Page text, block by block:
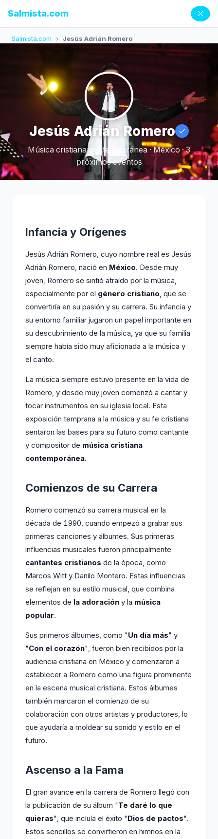
Salmista.com
Salmista.com › Jesús Adrián Romero
Jesús Adrián Romero
Música cristiana contemporánea · México · 3
próximos eventos
Infancia y Orígenes
Jesús Adrián Romero, cuyo nombre real es Jesús
Adrián Romero, nació en México. Desde muy
joven, Romero se sintió atraído por la música,
especialmente por el género cristiano, que se
convertiría en su pasión y su carrera. Su infancia y
su entorno familiar jugaron un papel importante en
su descubrimiento de la música, ya que su familia
siempre había sido muy aficionada a la música y
el canto.
La música siempre estuvo presente en la vida de
Romero, y desde muy joven comenzó a cantar y
tocar instrumentos en su iglesia local. Esta
exposición temprana a la música y su fe cristiana
sentaron las bases para su futuro como cantante
y compositor de música cristiana
contemporánea.
Comienzos de su Carrera
Romero comenzó su carrera musical en la
década de 1990, cuando empezó a grabar sus
primeras canciones y álbumes. Sus primeras
influencias musicales fueron principalmente
cantantes cristianos de la época, como
Marcos Witt y Danilo Montero. Estas influencias
se reflejan en su estilo musical, que combina
elementos de la adoración y la música
popular.
Sus primeros álbumes, como "Un día más" y
"Con el corazón", fueron bien recibidos por la
audiencia cristiana en México y comenzaron a
establecer a Romero como una figura prominente
en la escena musical cristiana. Estos álbumes
también marcaron el comienzo de su
colaboración con otros artistas y productores, lo
que ayudaría a moldear su sonido y estilo en el
futuro.
Ascenso a la Fama
El gran avance en la carrera de Romero llegó con
la publicación de su álbum "Te daré lo que
quieras", que incluía el éxito "Dios de pactos".
Estos sencillos se convirtieron en himnos en la